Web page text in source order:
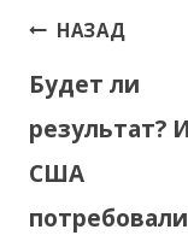
записям
НАЗАД
Будет ли
результат?
США
потребовали